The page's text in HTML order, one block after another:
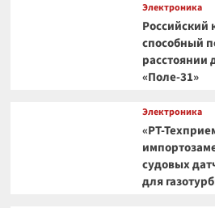
Электроника
Российский
способный
расстоянии
«Поле-31»
Электроника
«РТ-
судовых
для